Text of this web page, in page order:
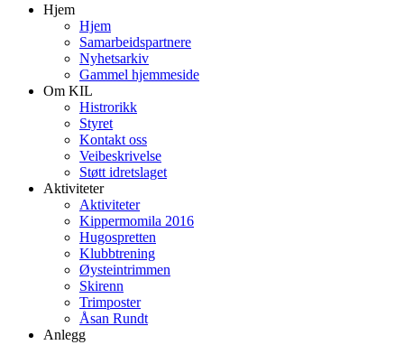
Hjem
Hjem
Samarbeidspartnere
Nyhetsarkiv
Gammel hjemmeside
Om KIL
Histrorikk
Styret
Kontakt oss
Veibeskrivelse
Støtt idretslaget
Aktiviteter
Aktiviteter
Kippermomila 2016
Hugospretten
Klubbtrening
Øysteintrimmen
Skirenn
Trimposter
Åsan Rundt
Anlegg